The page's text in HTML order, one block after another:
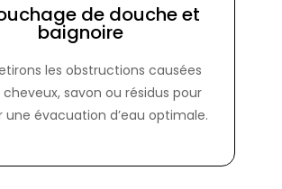
de douche et
baignoire
les obstructions causées
cheveux, savon ou résidus pour
une évacuation d’eau optimale.